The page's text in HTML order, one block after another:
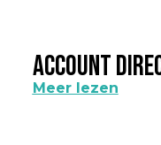
Account
Meer lezen